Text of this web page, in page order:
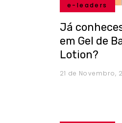
e-leaders
Já
em Gel de
Lotion?
21 de Novembro,